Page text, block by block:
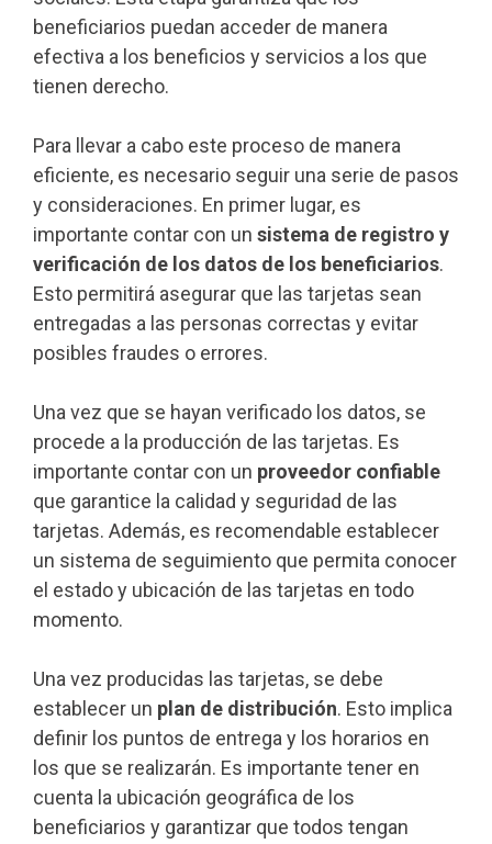
beneficiarios puedan acceder de manera
efectiva a los beneficios y servicios a los que
tienen derecho.
Para llevar a cabo este proceso de manera
eficiente, es necesario seguir una serie de pasos
y consideraciones. En primer lugar, es
importante contar con un sistema de registro y
verificación de los datos de los beneficiarios.
Esto permitirá asegurar que las tarjetas sean
entregadas a las personas correctas y evitar
posibles fraudes o errores.
Una vez que se hayan verificado los datos, se
procede a la producción de las tarjetas. Es
importante contar con un proveedor confiable
que garantice la calidad y seguridad de las
tarjetas. Además, es recomendable establecer
un sistema de seguimiento que permita conocer
el estado y ubicación de las tarjetas en todo
momento.
Una vez producidas las tarjetas, se debe
establecer un plan de distribución. Esto implica
definir los puntos de entrega y los horarios en
los que se realizarán. Es importante tener en
cuenta la ubicación geográfica de los
beneficiarios y garantizar que todos tengan